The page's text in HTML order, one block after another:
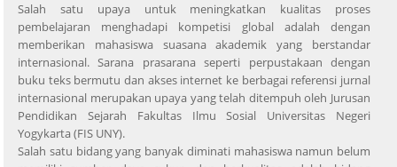
Salah satu upaya untuk meningkatkan kualitas proses
pembelajaran menghadapi kompetisi global adalah dengan
memberikan mahasiswa suasana akademik yang berstandar
internasional. Sarana prasarana seperti perpustakaan dengan
buku teks bermutu dan akses internet ke berbagai referensi jurnal
internasional merupakan upaya yang telah ditempuh oleh Jurusan
Pendidikan Sejarah Fakultas Ilmu Sosial Universitas Negeri
Yogykarta (FIS UNY).
Salah satu bidang yang banyak diminati mahasiswa namun belum